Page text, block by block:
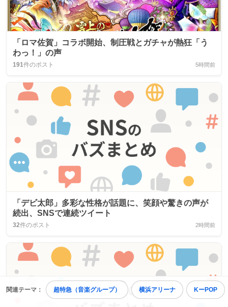
関連テーマ： 超特急（音楽グループ） 横浜アリーナ KーPOP
「ロマ佐賀」コラボ開始、制圧戦とガチャが熱狂「う
わっ！」の声
191件のポスト 5時間前
「デビ太郎」多彩な性格が話題に、笑顔や驚きの声が
続出、SNSで連続ツイート
32件のポスト 2時間前